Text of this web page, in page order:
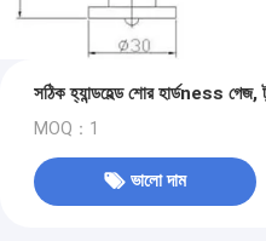
সঠিক হ্যান্ডহেল্ড শোর হার্ডness
MOQ：1
ভালো দাম